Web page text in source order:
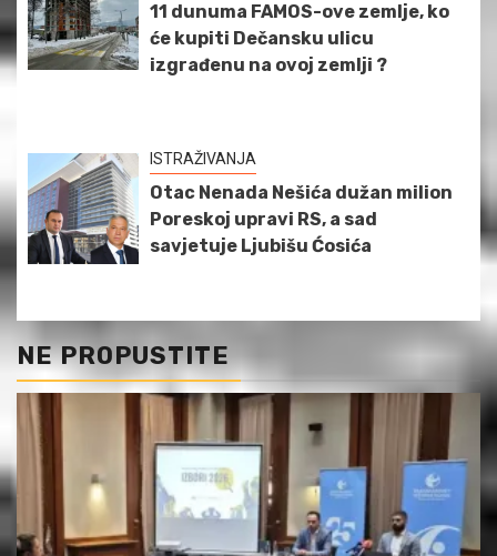
11 dunuma FAMOS-ove zemlje, ko
će kupiti Dečansku ulicu
izgrađenu na ovoj zemlji ?
ISTRAŽIVANJA
Otac Nenada Nešića dužan milion
Poreskoj upravi RS, a sad
savjetuje Ljubišu Ćosića
NE PROPUSTITE